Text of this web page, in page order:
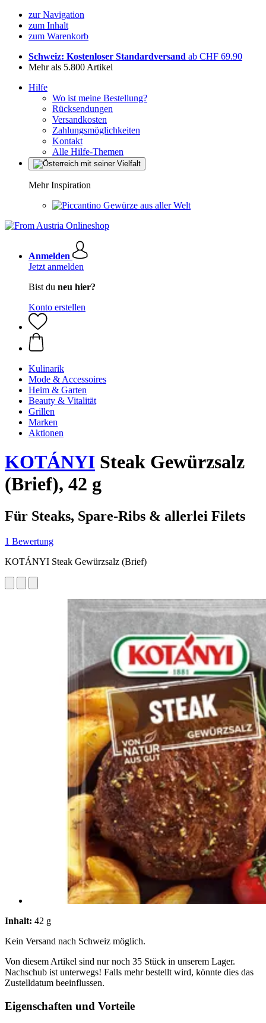
zur Navigation
zum Inhalt
zum Warenkorb
Schweiz: Kostenloser Standardversand ab CHF 69.90
Mehr als 5.800 Artikel
Hilfe
Wo ist meine Bestellung?
Rücksendungen
Versandkosten
Zahlungsmöglichkeiten
Kontakt
Alle Hilfe-Themen
Mehr Inspiration
Gewürze aus aller Welt
Anmelden
Jetzt anmelden
Bist du neu hier?
Konto erstellen
Kulinarik
Mode & Accessoires
Heim & Garten
Beauty & Vitalität
Grillen
Marken
Aktionen
KOTÁNYI Steak Gewürzsalz
(Brief), 42 g
Für Steaks, Spare-Ribs & allerlei Filets
1 Bewertung
KOTÁNYI Steak Gewürzsalz (Brief)
Inhalt: 42 g
Kein Versand nach Schweiz möglich.
Von diesem Artikel sind nur noch 35 Stück in unserem Lager.
Nachschub ist unterwegs! Falls mehr bestellt wird, könnte dies das
Zustelldatum beeinflussen.
Eigenschaften und Vorteile